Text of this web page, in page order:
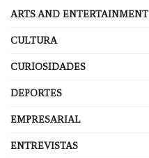
ARTS AND ENTERTAINMENT
CULTURA
CURIOSIDADES
DEPORTES
EMPRESARIAL
ENTREVISTAS